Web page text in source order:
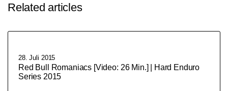
Related articles
28. Juli 2015
Red Bull Romaniacs [Video: 26 Min.] | Hard Enduro
Series 2015